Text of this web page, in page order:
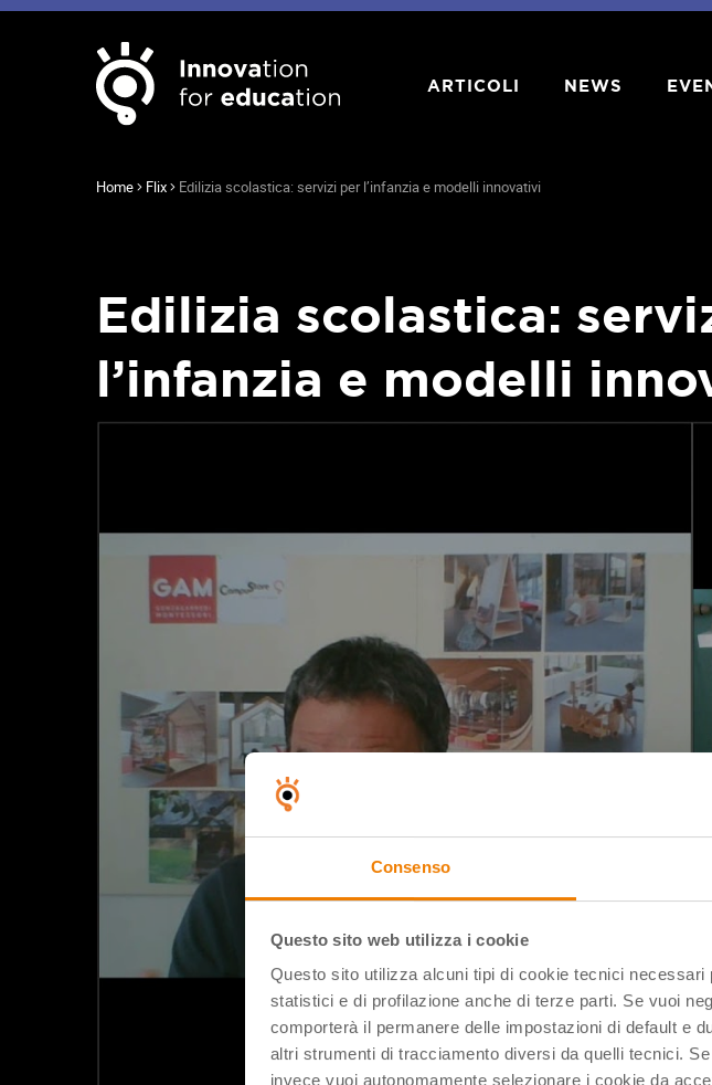
Consenso
Questo sito web utilizza i cookie
Questo sito utilizza alcuni tipi di cookie tecnici
statistici e di profilazione anche di terze parti. Se vuoi
comporterà il permanere delle impostazioni di default e
altri strumenti di tracciamento diversi da quelli tecnici.
invece vuoi autonomamente selezionare i cookie da
ARTICOLI NEWS
Home Flix Edilizia scolastica: servizi per l’infanzia e modelli innovativi
Edilizia scolastica:
l’infanzia e modelli